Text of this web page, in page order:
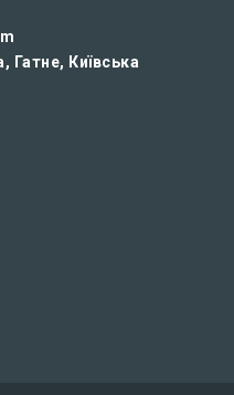
Гатне, Київська